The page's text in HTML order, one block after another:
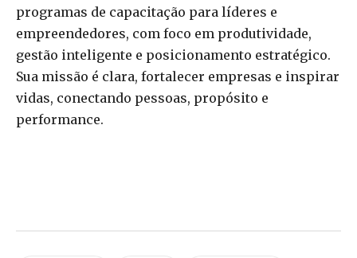
programas de capacitação para líderes e
empreendedores, com foco em produtividade,
gestão inteligente e posicionamento estratégico.
Sua missão é clara, fortalecer empresas e inspirar
vidas, conectando pessoas, propósito e
performance.